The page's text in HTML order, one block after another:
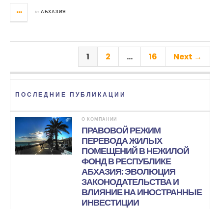
in АБХАЗИЯ
1 2 … 16 Next →
ПОСЛЕДНИЕ ПУБЛИКАЦИИ
О КОМПАНИИ
ПРАВОВОЙ РЕЖИМ
ПЕРЕВОДА ЖИЛЫХ
ПОМЕЩЕНИЙ В НЕЖИЛОЙ
ФОНД В РЕСПУБЛИКЕ
АБХАЗИЯ: ЭВОЛЮЦИЯ
ЗАКОНОДАТЕЛЬСТВА И
ВЛИЯНИЕ НА ИНОСТРАННЫЕ
ИНВЕСТИЦИИ